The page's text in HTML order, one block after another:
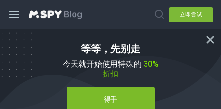
立即尝试
等等，先别走
今天就开始使用特殊的 30%
折扣
得手
育儿技巧